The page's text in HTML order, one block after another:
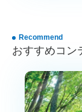
Recommend
おすすめコン